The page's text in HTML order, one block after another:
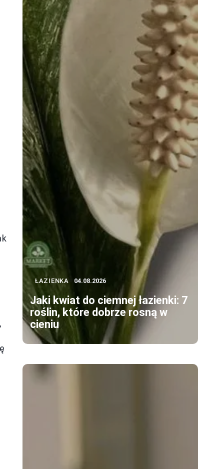
ŁAZIENKA 04.08.2026
Jaki kwiat do ciemnej łazienki: 7
roślin, które dobrze rosną w
cieniu